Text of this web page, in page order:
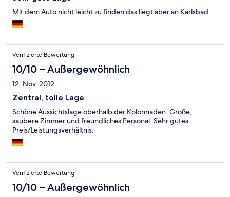
Mit dem Auto nicht leicht zu finden das liegt aber an Karlsbad.
Verifizierte Bewertung
10/10 – Außergewöhnlich
12. Nov. 2012
Zentral, tolle Lage
Schöne Aussichtslage oberhalb der Kolonnaden. Große,
saubere Zimmer und freundliches Personal. Sehr gutes
Preis/Leistungsverhältnis.
Verifizierte Bewertung
10/10 – Außergewöhnlich